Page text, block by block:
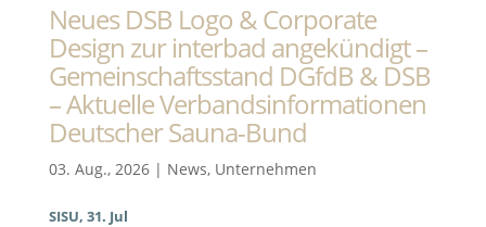
Neues DSB Logo & Corporate
Design zur interbad angekündigt –
Gemeinschaftsstand DGfdB & DSB
– Aktuelle Verbandsinformationen
Deutscher Sauna-Bund
03. Aug., 2026| News, Unternehmen
SISU, 31. Jul